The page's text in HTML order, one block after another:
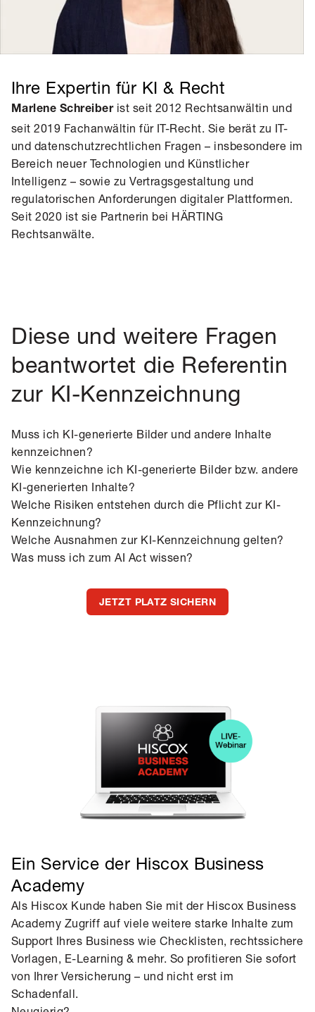
Ihre Expertin für KI & Recht
Marlene Schreiberist seit 2012 Rechtsanwältin und
seit 2019 Fachanwältin für IT-Recht. Sie berät zu IT-
und datenschutzrechtlichen Fragen – insbesondere im
Bereich neuer Technologien und Künstlicher
Intelligenz – sowie zu Vertragsgestaltung und
regulatorischen Anforderungen digitaler Plattformen.
Seit 2020 ist sie Partnerin bei HÄRTING
Rechtsanwälte.
Diese und weitere Fragen
beantwortet die Referentin
zur KI-Kennzeichnung
Muss ich KI-generierte Bilder und andere Inhalte
kennzeichnen?
Wie kennzeichne ich KI-generierte Bilder bzw. andere
KI-generierten Inhalte?
Welche Risiken entstehen durch die Pflicht zur KI-
Kennzeichnung?
Welche Ausnahmen zur KI-Kennzeichnung gelten?
Was muss ich zum AI Act wissen?
JETZT PLATZ SICHERN
Ein Service der Hiscox Business
Academy
Als Hiscox Kunde haben Sie mit der Hiscox Business
Academy Zugriff auf viele weitere starke Inhalte zum
Support Ihres Business wie Checklisten, rechtssichere
Vorlagen, E-Learning & mehr. So profitieren Sie sofort
von Ihrer Versicherung – und nicht erst im
Schadenfall.